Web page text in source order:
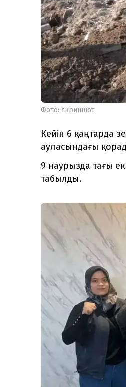
Фото: скриншот
Кейін 6 қаңтарда
ауласындағы
9 наурызда тағы
табылды.